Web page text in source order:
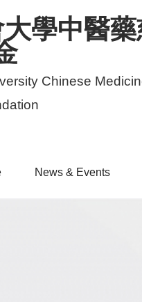
學中醫
Chinese
News & Events